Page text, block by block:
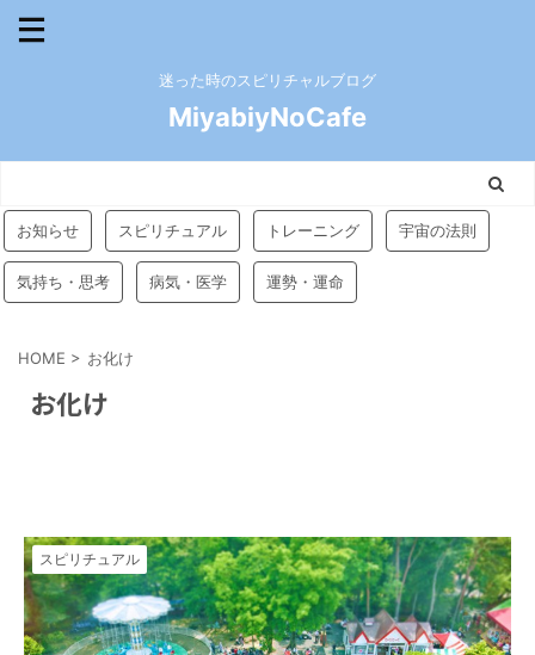
迷った時のスピリチャルブログ
MiyabiyNoCafe
お知らせ スピリチュアル トレーニング 宇宙の法則
気持ち・思考 病気・医学 運勢・運命
HOME > お化け
お化け
スピリチュアル